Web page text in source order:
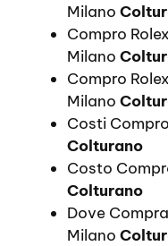
Milano
Compro
Milano
Compro
Milano
Costi
Colturano
Costo
Colturano
Dove
Milano